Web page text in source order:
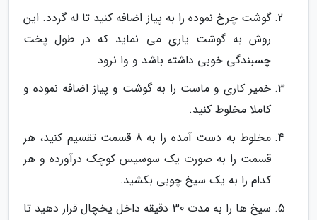
گوشت چرخ نموده را به پیاز اضافه کنید تا له گردد. این
روش به گوشت یاری می نماید که در طول پخت
چسبندگی خوبی داشته باشد و وا نرود.
خمیر کاری و ماست را به گوشت و پیاز اضافه نموده و
کاملا مخلوط کنید.
مخلوط به دست آمده را به 8 قسمت تقسیم کنید، هر
قسمت را به صورت یک سوسیس کوچک درآورده و هر
کدام را به یک سیخ چوبی بکشید.
سیخ ها را به مدت 30 دقیقه داخل یخچال قرار دهید تا